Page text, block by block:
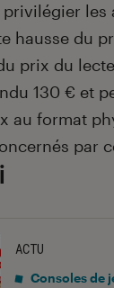
les
hausse du
prix du
130 € et
au format
par
ACTU
Consoles de